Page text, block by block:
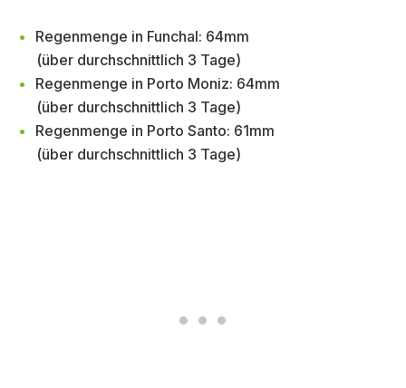
Regenmenge in Funchal: 64mm
(über durchschnittlich 3 Tage)
Regenmenge in Porto Moniz: 64mm
(über durchschnittlich 3 Tage)
Regenmenge in Porto Santo: 61mm
(über durchschnittlich 3 Tage)